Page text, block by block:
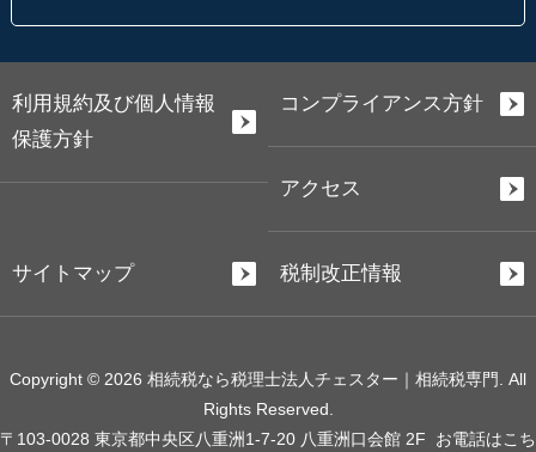
利用規約及び個人情報
保護方針
コンプライアンス方針
アクセス
サイトマップ 税制改正情報
Copyright © 2026 相続税なら税理士法人チェスター｜相続税専門. All
Rights Reserved.
〒103-0028 東京都中央区八重洲1-7-20 八重洲口会館 2F お電話はこち